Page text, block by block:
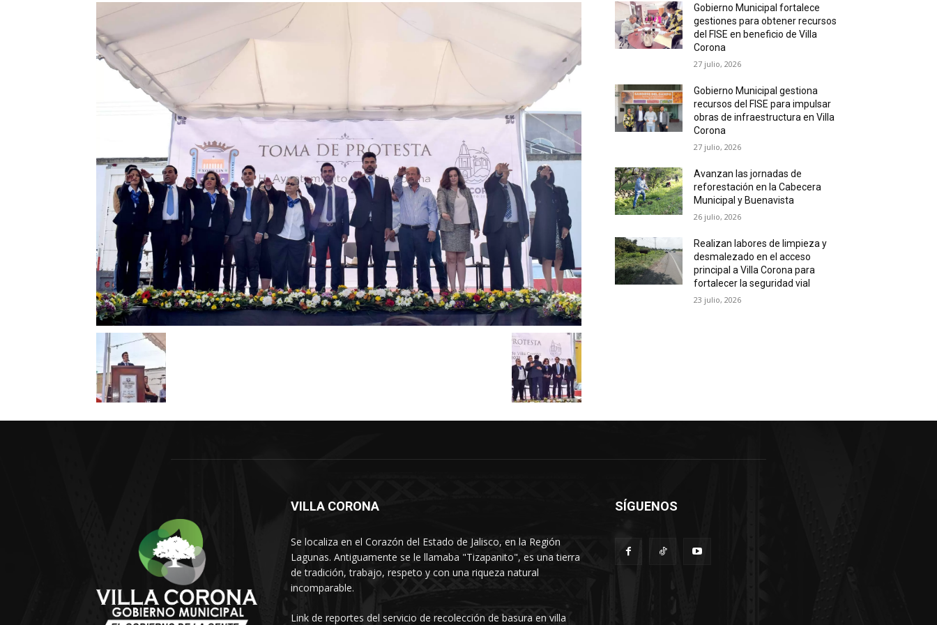
Gobierno Municipal fortalece
gestiones para obtener recursos
del FISE en beneficio de Villa
Corona
27 julio, 2026
Gobierno Municipal gestiona
recursos del FISE para impulsar
obras de infraestructura en Villa
Corona
27 julio, 2026
Avanzan las jornadas de
reforestación en la Cabecera
Municipal y Buenavista
26 julio, 2026
Realizan labores de limpieza y
desmalezado en el acceso
principal a Villa Corona para
fortalecer la seguridad vial
23 julio, 2026
VILLA CORONA
Se localiza en el Corazón del Estado de Jalisco, en la Región
Lagunas. Antiguamente se le llamaba "Tizapanito", es una tierra
de tradición, trabajo, respeto y con una riqueza natural
incomparable.
Link de reportes del servicio de recolección de basura en villa
SÍGUENOS